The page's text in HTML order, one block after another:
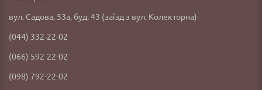
вул. Садова, 53а, буд. 43 (заїзд з вул. Колекторна)
(044) 332-22-02
(066) 592-22-02
(098) 792-22-02